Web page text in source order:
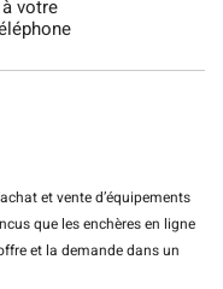
votre
et vente d’équipements
que les enchères en ligne
et la demande dans un